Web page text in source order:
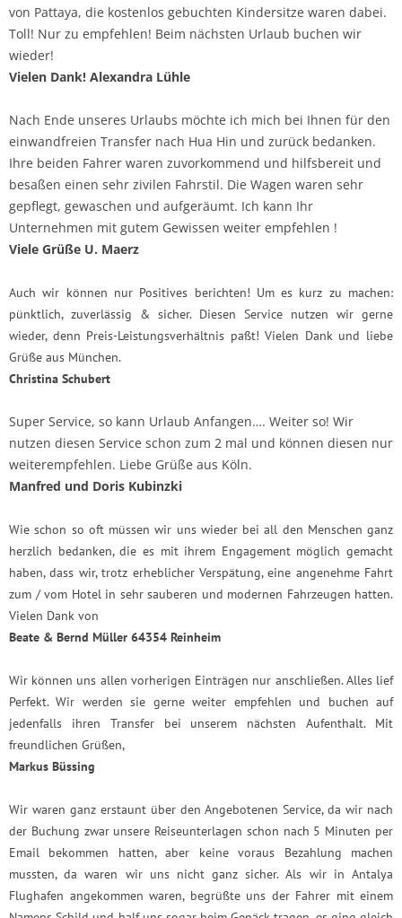
von Pattaya, die kostenlos gebuchten Kindersitze waren dabei.
Toll! Nur zu empfehlen! Beim nächsten Urlaub buchen wir
wieder!
Vielen Dank! Alexandra Lühle
Nach Ende unseres Urlaubs möchte ich mich bei Ihnen für den
einwandfreien Transfer nach Hua Hin und zurück bedanken.
Ihre beiden Fahrer waren zuvorkommend und hilfsbereit und
besaßen einen sehr zivilen Fahrstil. Die Wagen waren sehr
gepflegt, gewaschen und aufgeräumt. Ich kann Ihr
Unternehmen mit gutem Gewissen weiter empfehlen !
Viele Grüße U. Maerz
Auch wir können nur Positives berichten! Um es kurz zu machen:
pünktlich, zuverlässig & sicher. Diesen Service nutzen wir gerne
wieder, denn Preis-Leistungsverhältnis paßt! Vielen Dank und liebe
Grüße aus München.
Christina Schubert
Super Service, so kann Urlaub Anfangen…. Weiter so! Wir
nutzen diesen Service schon zum 2 mal und können diesen nur
weiterempfehlen. Liebe Grüße aus Köln.
Manfred und Doris Kubinzki
Wie schon so oft müssen wir uns wieder bei all den Menschen ganz
herzlich bedanken, die es mit ihrem Engagement möglich gemacht
haben, dass wir, trotz erheblicher Verspätung, eine angenehme Fahrt
zum / vom Hotel in sehr sauberen und modernen Fahrzeugen hatten.
Vielen Dank von
Beate & Bernd Müller 64354 Reinheim
Wir können uns allen vorherigen Einträgen nur anschließen. Alles lief
Perfekt. Wir werden sie gerne weiter empfehlen und buchen auf
jedenfalls ihren Transfer bei unserem nächsten Aufenthalt. Mit
freundlichen Grüßen,
Markus Büssing
Wir waren ganz erstaunt über den Angebotenen Service, da wir nach
der Buchung zwar unsere Reiseunterlagen schon nach 5 Minuten per
Email bekommen hatten, aber keine voraus Bezahlung machen
mussten, da waren wir uns nicht ganz sicher. Als wir in Antalya
Flughafen angekommen waren, begrüßte uns der Fahrer mit einem